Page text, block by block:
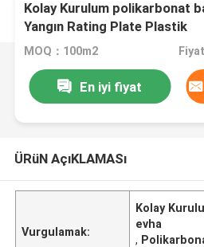
Kolay Kurulum polikarbonat
Yangın Rating Plate Plastik
MOQ：100m2
En iyi fiyat
ÜRüN AçıKLAMASı
Vurgulamak:
Kolay
evha
,